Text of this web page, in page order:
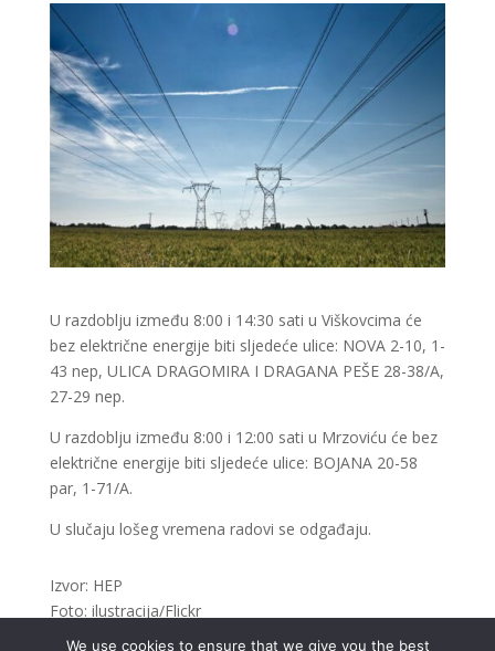
U razdoblju između 8:00 i 14:30 sati u Viškovcima će
bez električne energije biti sljedeće ulice: NOVA 2-10, 1-
43 nep, ULICA DRAGOMIRA I DRAGANA PEŠE 28-38/A,
27-29 nep.
U razdoblju između 8:00 i 12:00 sati u Mrzoviću će bez
električne energije biti sljedeće ulice: BOJANA 20-58
par, 1-71/A.
U slučaju lošeg vremena radovi se odgađaju.
Izvor: HEP
Foto: ilustracija/Flickr
We use cookies to ensure that we give you the best